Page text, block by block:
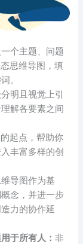
个主题、问题
思维导图，填
。
明且视觉上引
解各要素之间
起点，帮助你
丰富多样的创
导图作为基
念，并进一步
力的协作延
于所有人：非